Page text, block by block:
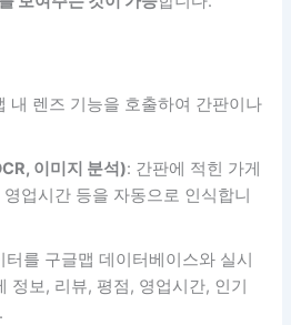
내 렌즈 기능을 호출하여 간판이나
이미지 분석): 간판에 적힌 가게
업시간 등을 자동으로 인식합니
터를 구글맵 데이터베이스와 실시
정보, 리뷰, 평점, 영업시간, 인기